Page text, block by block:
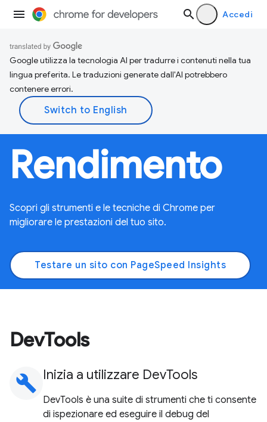
Accedi
Google utilizza la tecnologia AI per tradurre i contenuti nella tua
lingua preferita. Le traduzioni generate dall'AI potrebbero
contenere errori.
Rendimento
Scopri gli strumenti e le tecniche di Chrome per
migliorare le prestazioni del tuo sito.
Testare un sito con PageSpeed Insights
DevTools
build Inizia a utilizzare DevTools
DevTools è una suite di strumenti che ti consente
di ispezionare ed eseguire il debug del